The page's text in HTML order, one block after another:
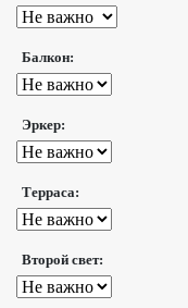
Балкон:
Эркер:
Терраса:
Второй свет: